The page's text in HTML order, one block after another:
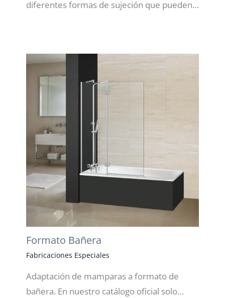
diferentes formas de sujeción que pueden…
Formato Bañera
Fabricaciones Especiales
Adaptación de mamparas a formato de
bañera. En nuestro catálogo oficial solo…